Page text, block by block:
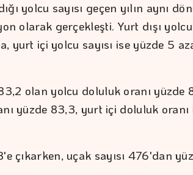
yolcu sayısı geçen yılın aynı
olarak gerçekleşti. Yurt dışı yolcu
yurt içi yolcu sayısı ise yüzde 5
olan yolcu doluluk oranı yüzde
yüzde 83,3, yurt içi doluluk oranı
çıkarken, uçak sayısı 476'dan